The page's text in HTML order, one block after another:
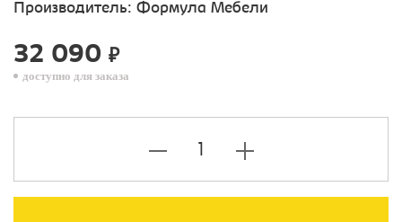
Производитель: Формула Мебели
32 090 ₽
доступно для заказа